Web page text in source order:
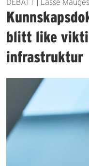
DEBATT | Lasse
blitt like
infrastruktur